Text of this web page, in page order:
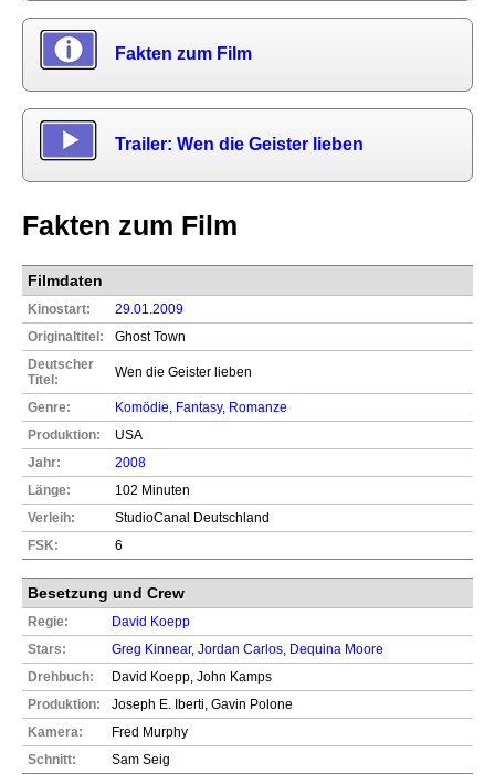
Fakten zum Film
Trailer: Wen die Geister lieben
Fakten zum Film
Filmdaten
Kinostart:
29.01.2009
Originaltitel:
Ghost Town
Deutscher
Titel:
Wen die Geister lieben
Genre: Komödie Fantasy, Romanze
Produktion:
USA
Jahr:
2008
Länge:
102 Minuten
Verleih:
StudioCanal Deutschland
FSK:
6
Besetzung und Crew
Regie:
David Koepp
Stars:
Greg Kinnear, Jordan Carlos Dequina Moore
Drehbuch:
David Koepp, John Kamps
Produktion:
Joseph E. Iberti, Gavin Polone
Kamera:
Fred Murphy
Schnitt:
Sam Seig